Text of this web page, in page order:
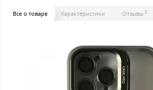
Все о товаре Характеристики Отзывы 0